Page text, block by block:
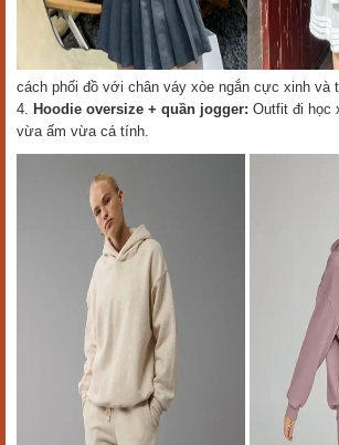
cách phối đồ với chân váy xòe ngắn cực xinh và
4. Hoodie oversize + quần jogger: Outfit đi học
vừa ấm vừa cá tính.